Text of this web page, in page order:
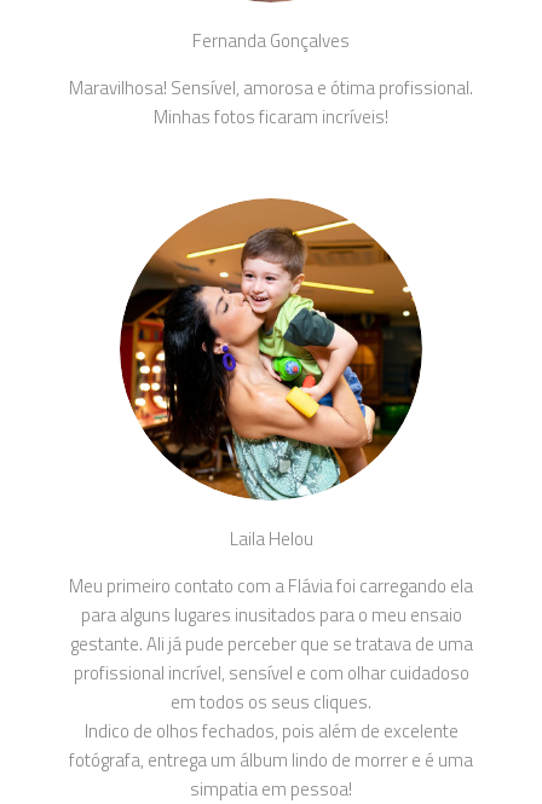
Fernanda Gonçalves
Maravilhosa! Sensível, amorosa e ótima profissional.
Minhas fotos ficaram incríveis!
Laila Helou
Meu primeiro contato com a Flávia foi carregando ela
para alguns lugares inusitados para o meu ensaio
gestante. Ali já pude perceber que se tratava de uma
profissional incrível, sensível e com olhar cuidadoso
em todos os seus cliques.
Indico de olhos fechados, pois além de excelente
fotógrafa, entrega um álbum lindo de morrer e é uma
simpatia em pessoa!